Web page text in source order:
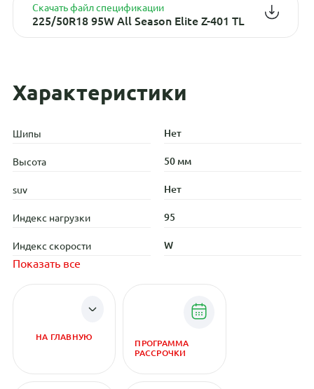
Скачать файл спецификации
225/50R18 95W All Season Elite Z-401 TL
Характеристики
Шипы Нет
Высота 50 мм
suv Нет
Индекс нагрузки 95
Индекс скорости W
Показать все
НА ГЛАВНУЮ
ПРОГРАММА
РАССРОЧКИ